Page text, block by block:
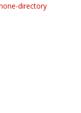
directory